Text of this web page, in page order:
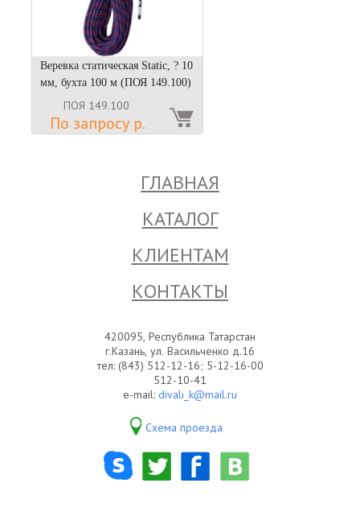
Веревка статическая Static, ? 10
мм, бухта 100 м (ПОЯ 149.100)
ПОЯ 149.100
По запросу р.
ГЛАВНАЯ
КАТАЛОГ
КЛИЕНТАМ
КОНТАКТЫ
420095, Республика Татарстан
г.Казань, ул. Васильченко д.16
тел: (843) 512-12-16; 5-12-16-00
512-10-41
e-mail: divali_k@mail.ru
Схема проезда